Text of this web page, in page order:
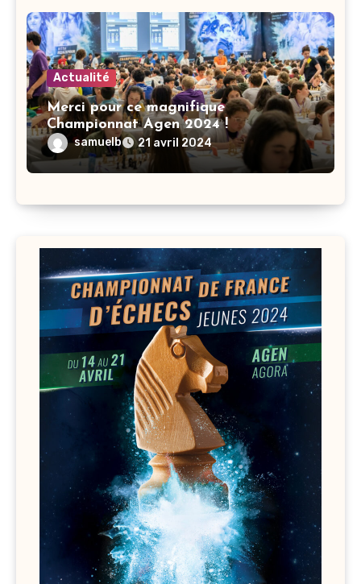
Actualité
Merci pour ce magnifique
Championnat Agen 2024 !
samuelb 21 avril 2024